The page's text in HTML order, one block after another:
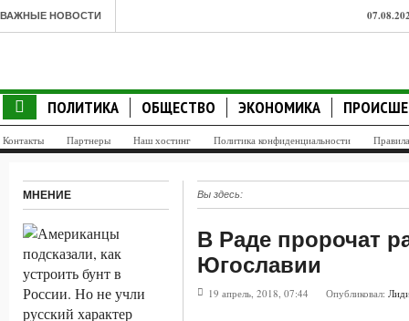
ВАЖНЫЕ НОВОСТИ
назвал
Ереване
ПОЛИТИКА ОБЩЕСТВО ЭКОНОМИКА
Контакты Партнеры Наш хостинг Политика конфиденциальности Правила
Вы здесь:
В Раде пророчат
Югославии
19 апрель, 2018, 07:44 Опубликовал:
МНЕНИЕ